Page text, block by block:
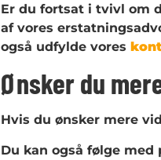
Er du fortsat i tvivl om
af vores
også udfylde vores
Ønsker du
Hvis du ønsker mere
Du kan også følge med